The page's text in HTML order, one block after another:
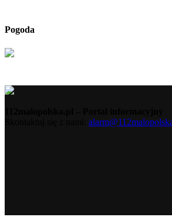
Pogoda